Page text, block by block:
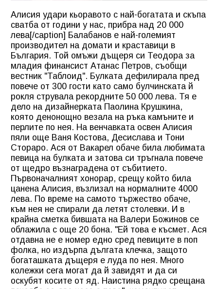
Алисия удари кьоравото с най-богатата и скъпа
сватба от години у нас, прибра над 20 000
лева[/caption] Балабанов е най-големият
производител на домати и краставици в
България. Той омъжи дъщеря си Теодора за
младия финансист Атанас Петров, съобщи
вестник "Таблоид". Булката дефилирала пред
повече от 300 гости като само булчинската й
рокля струвала рекордните 50 000 лева. Тя е
дело на дизайнерката Паолина Крушкина,
която денонощно везала на ръка камъните и
перлите по нея. На венчавката освен Алисия
пяли още Ваня Костова, Десислава и Тони
Стораро. Ася от Вакарел обаче била любимата
певица на булката и затова си тръгнала повече
от щедро възнаградена от събитието.
Първоначалният хонорар, срещу който била
цанена Алисия, възлизал на нормалните 4000
лева. По време на самото тържество обаче,
към нея не спирали да летят столевки. И в
крайна сметка бившата на Валери Божинов се
облажила с още 20 бона. "Ей това е късмет. Ася
отдавна не е номер едно сред певиците в поп
фолка, но издърпа дългата клечка, защото
богаташката дъщеря е луда по нея. Много
колежки сега могат да й завидят и да си
оскубят косите от яд. Наистина рядко срещана